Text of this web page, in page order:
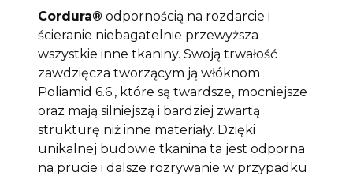
Cordura® odpornością na rozdarcie i
ścieranie niebagatelnie przewyższa
wszystkie inne tkaniny. Swoją trwałość
zawdzięcza tworzącym ją włóknom
Poliamid 6.6., które są twardsze, mocniejsze
oraz mają silniejszą i bardziej zwartą
strukturę niż inne materiały. Dzięki
unikalnej budowie tkanina ta jest odporna
na prucie i dalsze rozrywanie w przypadku